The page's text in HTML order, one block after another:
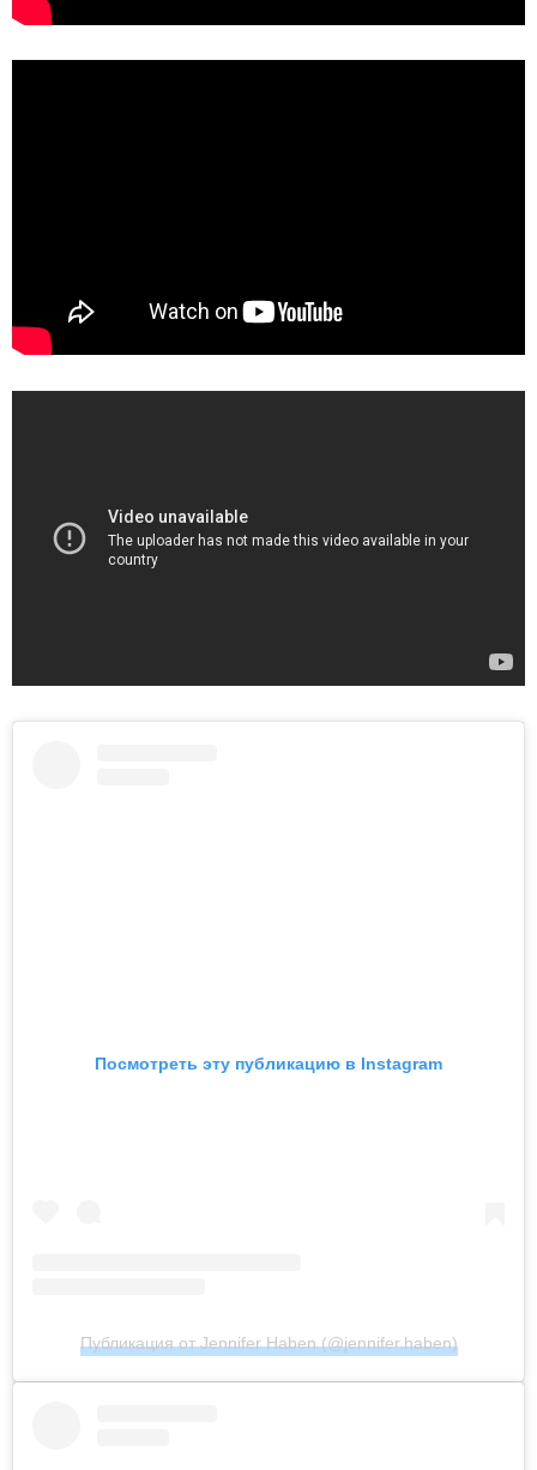
Посмотреть эту публикацию в Instagram
Публикация от Jennifer Haben (@jennifer.haben)